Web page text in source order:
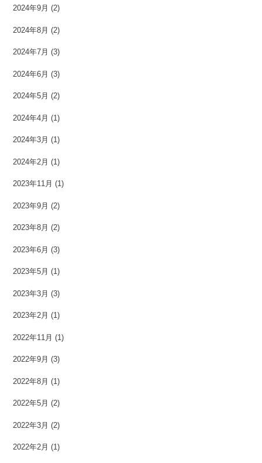
2024年9月 (2)
2024年8月 (2)
2024年7月 (3)
2024年6月 (3)
2024年5月 (2)
2024年4月 (1)
2024年3月 (1)
2024年2月 (1)
2023年11月 (1)
2023年9月 (2)
2023年8月 (2)
2023年6月 (3)
2023年5月 (1)
2023年3月 (3)
2023年2月 (1)
2022年11月 (1)
2022年9月 (3)
2022年8月 (1)
2022年5月 (2)
2022年3月 (2)
2022年2月 (1)